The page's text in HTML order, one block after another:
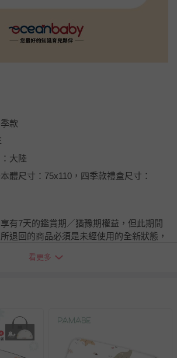
款
大陸
體尺寸：75x110，四季款禮盒尺寸：
有7天的鑑賞期／猶豫期權益，但此期間
退回的商品必須是未經使用的全新狀態，
的運費，將由媽咪愛負責處理，若非瑕疵
』即可進行申請。若有相關退貨問題，請
客服ID: @mamilove
看更多